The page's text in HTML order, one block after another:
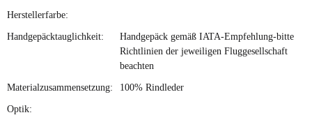
Herstellerfarbe:
Handgepäcktauglichkeit:
Handgepäck gemäß IATA-Empfehlung-bitte
Richtlinien der jeweiligen Fluggesellschaft
beachten
Materialzusammensetzung: 100% Rindleder
Optik: